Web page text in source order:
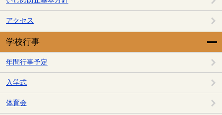
アクセス
学校行事
年間行事予定
入学式
体育会